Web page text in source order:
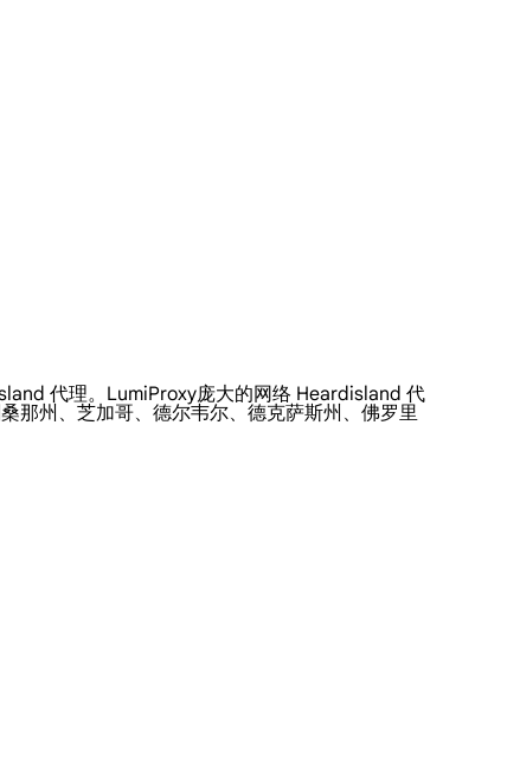
代理。LumiProxy庞大的网络 Heardisland 代
那州、芝加哥、德尔韦尔、德克萨斯州、佛罗里